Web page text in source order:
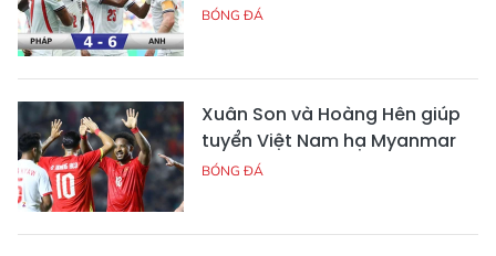
BÓNG ĐÁ
Xuân Son và Hoàng Hên giúp
tuyển Việt Nam hạ Myanmar
BÓNG ĐÁ